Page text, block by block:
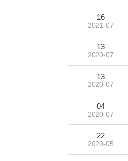
16
2021-07
13
2020-07
13
2020-07
04
2020-07
22
2020-05